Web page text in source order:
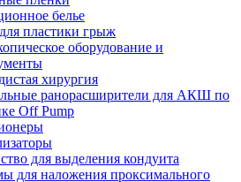
белье
пластики грыж
оборудование и
хирургия
ранорасширители для АКШ по
Off Pump
для выделения кондуита
для наложения проксимального